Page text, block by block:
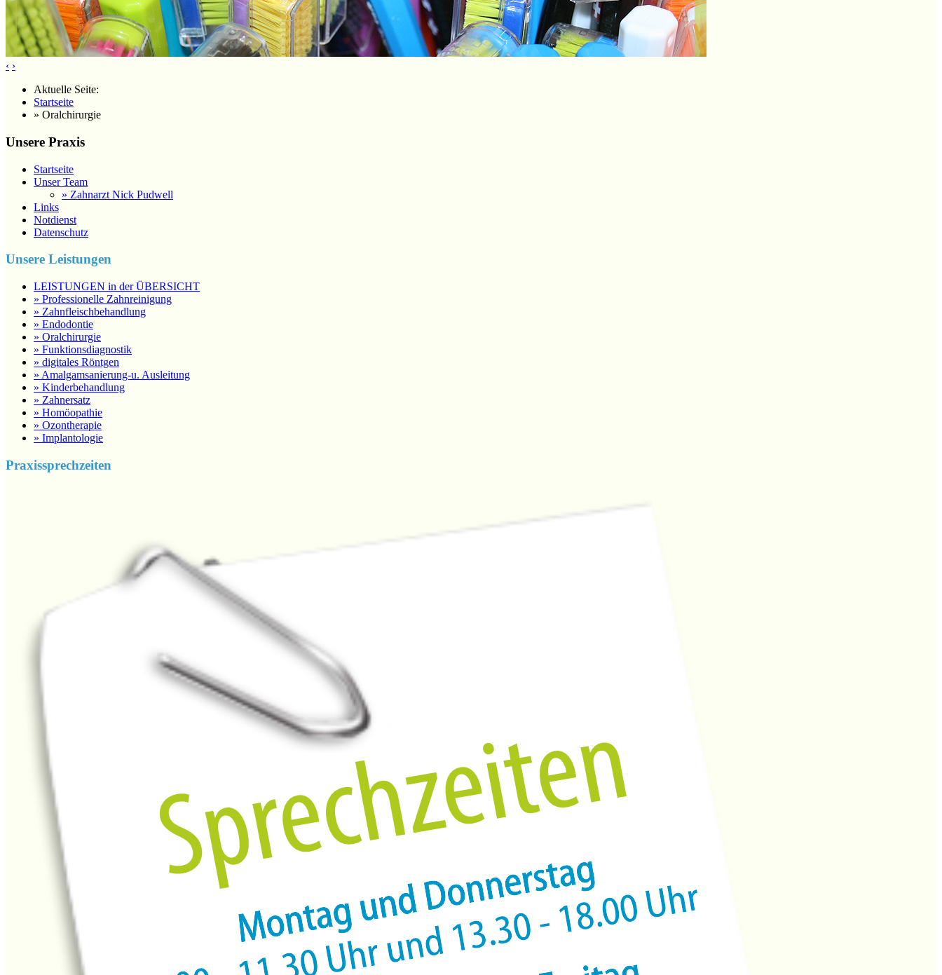
‹ ›
Aktuelle Seite:
Startseite
» Oralchirurgie
Unsere Praxis
Startseite
Unser Team
» Zahnarzt Nick Pudwell
Links
Notdienst
Datenschutz
Unsere Leistungen
LEISTUNGEN in der ÜBERSICHT
» Professionelle Zahnreinigung
» Zahnfleischbehandlung
» Endodontie
» Oralchirurgie
» Funktionsdiagnostik
» digitales Röntgen
» Amalgamsanierung-u. Ausleitung
» Kinderbehandlung
» Zahnersatz
» Homöopathie
» Ozontherapie
» Implantologie
Praxissprechzeiten